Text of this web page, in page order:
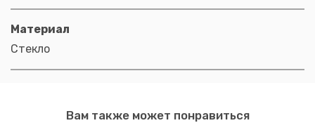
Материал
Стекло
Вам также может понравиться